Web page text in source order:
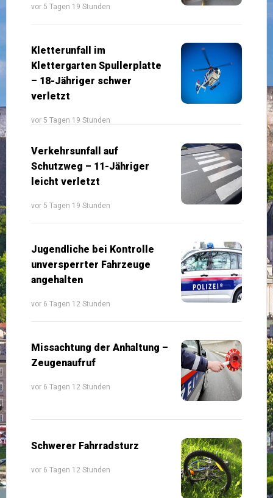
vor 5 Tagen 19 Stunden
Kletterunfall im
Klettergarten Spullerplatte
– 18-Jähriger schwer
verletzt
vor 5 Tagen 19 Stunden
Verkehrsunfall auf
Schutzweg – 11-Jähriger
leicht verletzt
vor 5 Tagen 19 Stunden
Jugendliche bei Kontrolle
unversperrter Fahrzeuge
angehalten
vor 6 Tagen 12 Stunden
Missachtung der Anhaltung –
Zeugenaufruf
vor 6 Tagen 12 Stunden
Schwerer Fahrradsturz
vor 6 Tagen 12 Stunden